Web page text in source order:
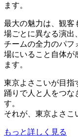
ます。
最大の魅力は、観客
場ごとに異なる演出
チームの全力のパフ
場にいること自体が
ます。
東京よさこいが目指
踊りで人と人をつな
す。
それが、東京よさこ
もっと詳しく見る